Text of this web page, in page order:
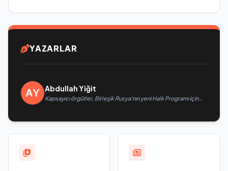
YAZARLAR
Abdullah Yiğit
Kapsayıcı örgütler, Birleşik Rusya’nın yeni Halk Programı için